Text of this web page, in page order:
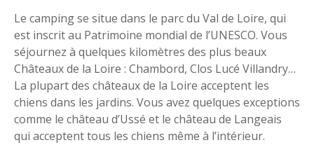
Le camping se situe dans le parc du Val de Loire, qui
est inscrit au Patrimoine mondial de l’UNESCO. Vous
séjournez à quelques kilomètres des plus beaux
Châteaux de la Loire : Chambord, Clos Lucé Villandry…
La plupart des châteaux de la Loire acceptent les
chiens dans les jardins. Vous avez quelques exceptions
comme le château d’Ussé et le château de Langeais
qui acceptent tous les chiens même à l’intérieur.